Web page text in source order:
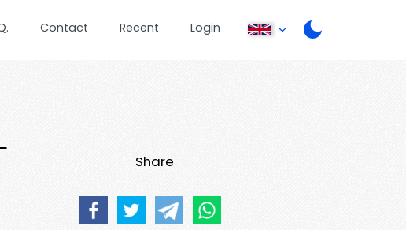
Contact Recent Login
Share